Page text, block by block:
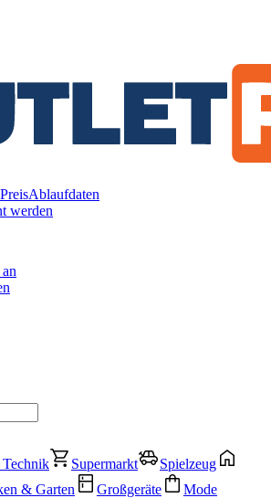
Ablaufdaten
werden
Supermarkt
Spielzeug
& Garten Großgeräte Mode